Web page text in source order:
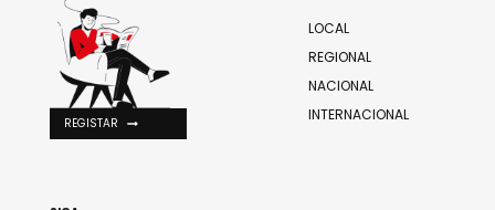
LOCAL
REGIONAL
NACIONAL
INTERNACIONAL
REGISTAR